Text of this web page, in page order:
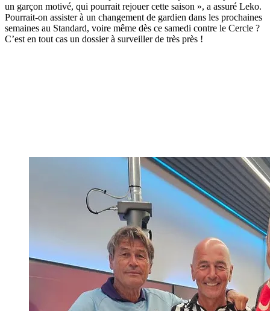
un garçon motivé, qui pourrait rejouer cette saison », a assuré Leko.
Pourrait-on assister à un changement de gardien dans les prochaines
semaines au Standard, voire même dès ce samedi contre le Cercle ?
C’est en tout cas un dossier à surveiller de très près !